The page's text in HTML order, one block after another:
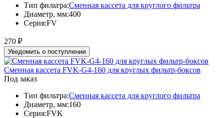
Тип фильтра:Сменная кассета для круглого фильтра
Диаметр, мм:400
Серия:FV
270 ₽
Уведомить о поступлении
Сменная кассета FVK-G4-160 для круглых фильтр-боксов
Под заказ
Тип фильтра:Сменная кассета для круглого фильтра
Диаметр, мм:160
Серия:FVK